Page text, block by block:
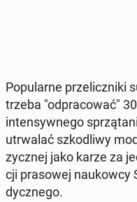
Po­pu­lar­ne prze­licz­ni­ki
trzeba "od­pra­co­wać"
in­ten­syw­ne­go
utrwa­lać szko­dli­wy
zycz­nej jako karze za
cji pra­so­wej
dycz­ne­go.